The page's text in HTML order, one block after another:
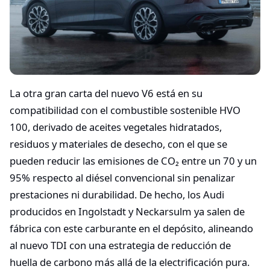
La otra gran carta del nuevo V6 está en su
compatibilidad con el combustible sostenible HVO
100, derivado de aceites vegetales hidratados,
residuos y materiales de desecho, con el que se
pueden reducir las emisiones de CO₂ entre un 70 y un
95% respecto al diésel convencional sin penalizar
prestaciones ni durabilidad. De hecho, los Audi
producidos en Ingolstadt y Neckarsulm ya salen de
fábrica con este carburante en el depósito, alineando
al nuevo TDI con una estrategia de reducción de
huella de carbono más allá de la electrificación pura.